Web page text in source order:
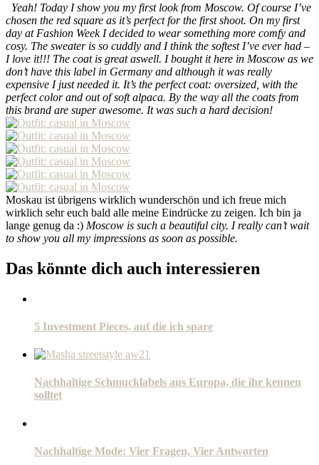
Yeah! Today I show you my first look from Moscow. Of course I’ve
chosen the red square as it’s perfect for the first shoot. On my first
day at Fashion Week I decided to wear something more comfy and
cosy. The sweater is so cuddly and I think the softest I’ve ever had –
I love it!!! The coat is great aswell. I bought it here in Moscow as we
don’t have this label in Germany and although it was really
expensive I just needed it. It’s the perfect coat: oversized, with the
perfect color and out of soft alpaca. By the way all the coats from
this brand are super awesome. It was such a hard decision!
Moskau ist übrigens wirklich wunderschön und ich freue mich
wirklich sehr euch bald alle meine Eindrücke zu zeigen. Ich bin ja
lange genug da :) Moscow is such a beautiful city. I really can’t wait
to show you all my impressions as soon as possible.
Das könnte dich auch interessieren
5 Investment Pieces, auf die ich spare
Nachhaltige Schmucklabels aus Europa, die ihr kennen
solltet
Nachhaltige Mode: Vier Fragen, Vier Antworten